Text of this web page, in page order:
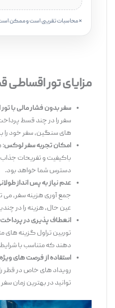
* محاسبات تقریبی است و ممکن است طبق
مزایای تور اقساطی قطر
سفر بدون فشار مالیباتور
سفر را در چند قسط پرداخت
‌های سنگین، سفر خود را برنامه
امکان تجربه سفر لوکس
باکیفیت و تفریحات جذاب با
دسترس شما خواهد بود.
عدم نیاز به پس ‌انداز طولانی
جمع ‌آوری هزینه سفر، می ‌توانید
عین حال، هزینه را در چندین ماه
انعطاف ‌پذیری در پرداخت:
توربین تراول گزینه ‌های
‌دهند که متناسب با شرایط
استفاده از فرصت ‌های ویژه:
رویداد های خاص در قطر را از
‌توانید در بهترین زمان سفر کنید.